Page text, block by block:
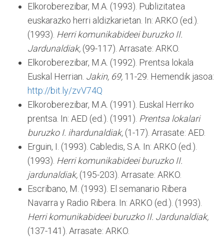
Elkoroberezibar, M.A. (1993). Publizitatea
euskarazko herri aldizkarietan. In: ARKO (ed.).
(1993). Herri komunikabideei buruzko II.
Jardunaldiak, (99-117). Arrasate: ARKO.
Elkoroberezibar, M.A. (1992). Prentsa lokala
Euskal Herrian. Jakin, 69, 11-29. Hemendik jasoa:
http://bit.ly/zvV74Q
Elkoroberezibar, M.A. (1991). Euskal Herriko
prentsa. In: AED (ed.). (1991). Prentsa lokalari
buruzko I. ihardunaldiak, (1-17). Arrasate: AED.
Erguin, I. (1993). Cabledis, S.A. In: ARKO (ed.).
(1993). Herri komunikabideei buruzko II.
jardunaldiak, (195-203). Arrasate: ARKO.
Escribano, M. (1993). El semanario Ribera
Navarra y Radio Ribera. In: ARKO (ed.). (1993).
Herri komunikabideei buruzko II. Jardunaldiak,
(137-141). Arrasate: ARKO.